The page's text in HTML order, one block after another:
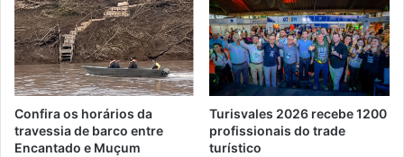
Confira os horários da
travessia de barco entre
Encantado e Muçum
Turisvales 2026 recebe 1200
profissionais do trade
turístico